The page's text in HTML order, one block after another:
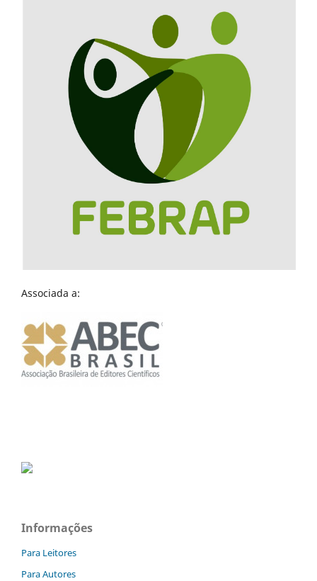
Associada a:
Informações
Para Leitores
Para Autores